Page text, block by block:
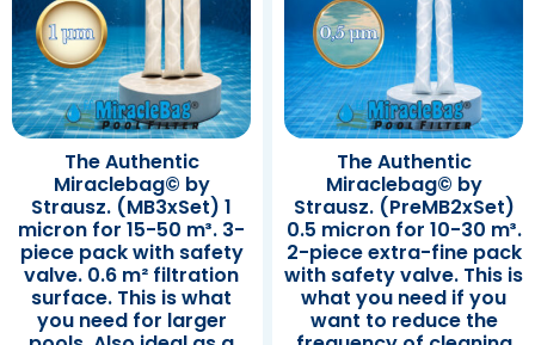
The Authentic
Miraclebag© by
Strausz. (MB3xSet) 1
micron for 15-50 m³. 3-
piece pack with safety
valve. 0.6 m² filtration
surface. This is what
you need for larger
The Authentic
Miraclebag© by
Strausz. (PreMB2xSet)
0.5 micron for 10-30 m³.
2-piece extra-fine pack
with safety valve. This is
what you need if you
want to reduce the